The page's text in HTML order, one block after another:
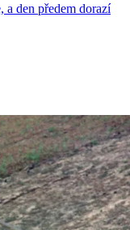
a den předem dorazí